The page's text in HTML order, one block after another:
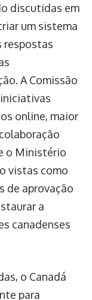
discutidas em
um sistema
respostas
A Comissão
online, maior
o Ministério
vistas como
de aprovação
a
canadenses
o Canadá
para